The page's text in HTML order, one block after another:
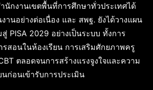
นักงานเขตพื้นที่การศึกษาทั่วประเทศได้
านอย่างต่อเนื่อง และ สพฐ. ยังได้วางแผน
PISA 2029 อย่างเป็นระบบ ทั้งการ
สอนในห้องเรียน การเสริมศักยภาพครู
ตลอดจนการสร้างแรงจูงใจและความ
ก่อนเข้ารับการประเมิน